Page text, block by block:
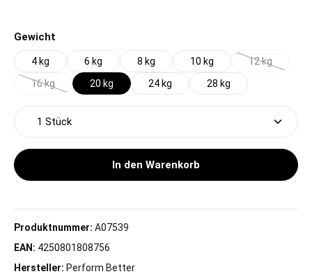
Gewicht
4 kg 6 kg 8 kg 10 kg 12 kg
(Diese
16 kg
(Diese Option ist zurzeit nicht verfügbar.)
20 kg 24 kg 28 kg
Produkt Anzahl: Gib den gewünschten Wert ein
In den Warenkorb
Produktnummer: A07539
EAN: 4250801808756
Hersteller: Perform Better